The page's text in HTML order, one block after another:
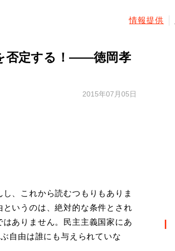
情報提供
否定する！――徳岡孝
2015年07月05日
、これから読むつもりもありま
いうのは、絶対的な条件とされ
ありません。民主主義国家にあ
自由は誰にも与えられていな